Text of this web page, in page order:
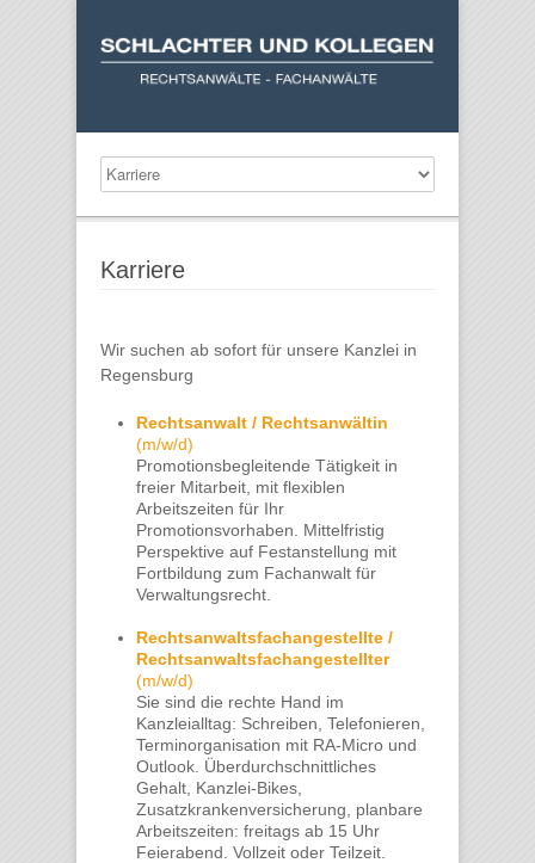
Karriere
Wir suchen ab sofort für unsere Kanzlei in
Regensburg
Rechtsanwalt / Rechtsanwältin
(m/w/d)
Promotionsbegleitende Tätigkeit in
freier Mitarbeit, mit flexiblen
Arbeitszeiten für Ihr
Promotionsvorhaben. Mittelfristig
Perspektive auf Festanstellung mit
Fortbildung zum Fachanwalt für
Verwaltungsrecht.
Rechtsanwaltsfachangestellte /
Rechtsanwaltsfachangestellter
(m/w/d)
Sie sind die rechte Hand im
Kanzleialltag: Schreiben, Telefonieren,
Terminorganisation mit RA-Micro und
Outlook. Überdurchschnittliches
Gehalt, Kanzlei-Bikes,
Zusatzkrankenversicherung, planbare
Arbeitszeiten: freitags ab 15 Uhr
Feierabend. Vollzeit oder Teilzeit.